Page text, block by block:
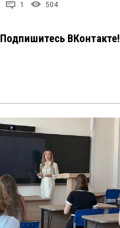
1 504
Подпишитесь ВКонтакте!